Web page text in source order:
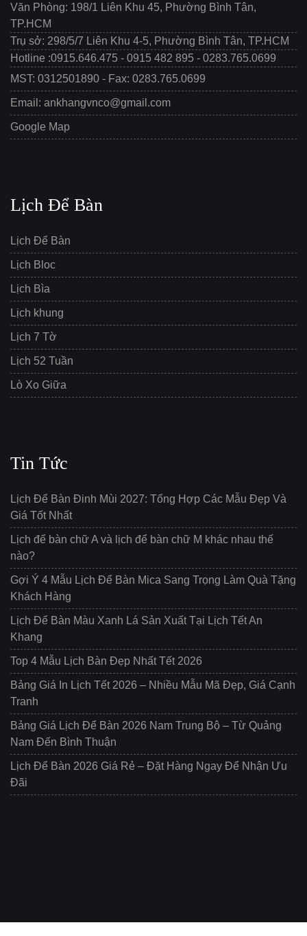
Văn Phòng: 198/1 Liên Khu 45, Phường Bình Tân,
TP.HCM
Trụ sở: 298/5/7 Liên Khu 4-5, Phường Bình Tân, TP.HCM
Hotline :0915.646.475 - 0915 482 895 - 0283.765.0699
MST: 0312501890 - Fax: 0283.765.0699
Email: ankhangvnco@gmail.com
Google Map
Lịch Để Bàn
Lịch Để Bàn
Lịch Bloc
Lịch Bìa
Lịch khung
Lịch 7 Tờ
Lịch 52 Tuần
Lò Xo Giữa
Tin Tức
Lịch Để Bàn Đinh Mùi 2027: Tổng Hợp Các Mẫu Đẹp Và
Giá Tốt Nhất
Lịch để bàn chữ A và lịch để bàn chữ M khác nhau thế
nào?
Gợi Ý 4 Mẫu Lịch Để Bàn Mica Sang Trọng Làm Quà Tặng
Khách Hàng
Lịch Để Bàn Màu Xanh Lá Sản Xuất Tại Lịch Tết An
Khang
Top 4 Mẫu Lịch Bàn Đẹp Nhất Tết 2026
Bảng Giá In Lịch Tết 2026 – Nhiều Mẫu Mã Đẹp, Giá Cạnh
Tranh
Bảng Giá Lịch Để Bàn 2026 Nam Trung Bộ – Từ Quảng
Nam Đến Bình Thuận
Lịch Để Bàn 2026 Giá Rẻ – Đặt Hàng Ngay Để Nhận Ưu
Đãi